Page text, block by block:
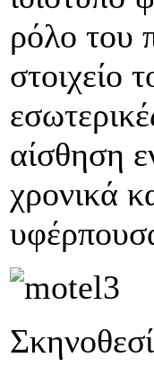
ρόλο του
στοιχείο
αίσθηση
χρονικά